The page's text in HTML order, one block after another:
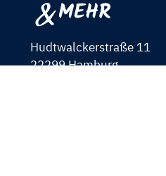
Hudtwalckerstraße 11
22299 Hamburg